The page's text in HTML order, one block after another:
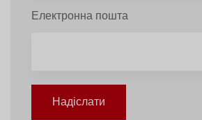
Електронна пошта
Надіслати